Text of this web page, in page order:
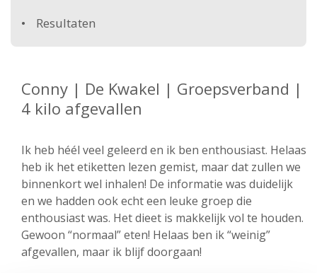
Resultaten
Conny | De Kwakel | Groepsverband |
4 kilo afgevallen
Ik heb héél veel geleerd en ik ben enthousiast. Helaas
heb ik het etiketten lezen gemist, maar dat zullen we
binnenkort wel inhalen! De informatie was duidelijk
en we hadden ook echt een leuke groep die
enthousiast was. Het dieet is makkelijk vol te houden.
Gewoon “normaal” eten! Helaas ben ik “weinig”
afgevallen, maar ik blijf doorgaan!